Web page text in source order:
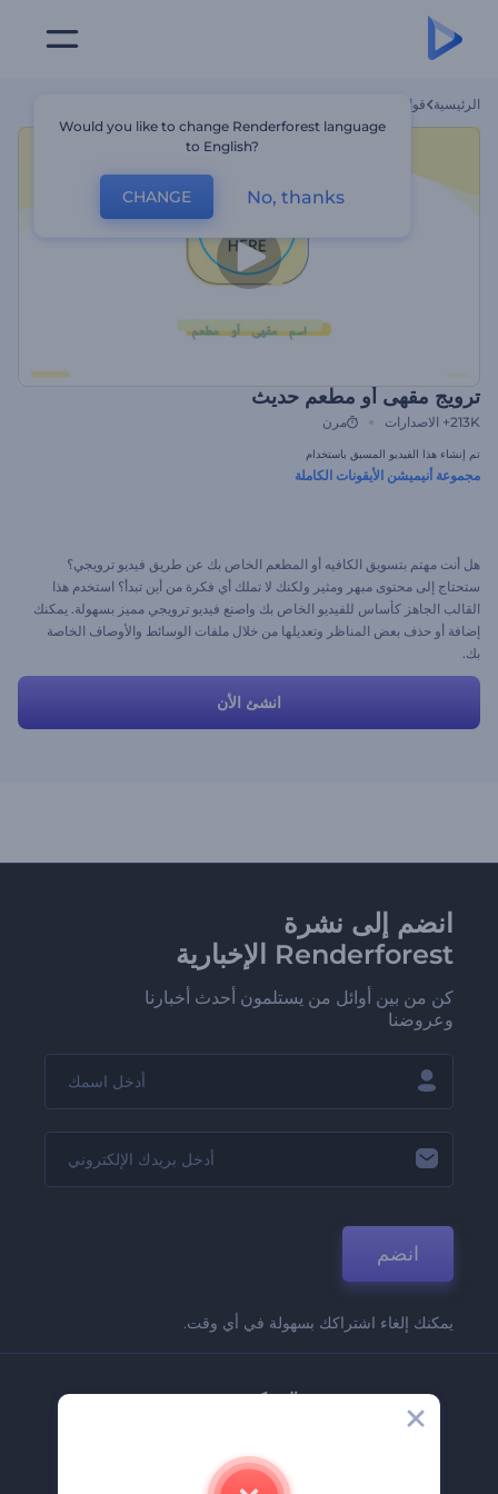
الرئيسية قوالب
ترويج مقهى أو مطعم حديث
213K+ الاصدارات مرن
تم إنشاء هذا الفيديو المسبق باستخدام
مجموعة أنيميشن الأيقونات الكاملة
هل أنت مهتم بتسويق الكافيه أو المطعم الخاص بك عن طريق فيديو ترويجي؟
ستحتاج إلى محتوى مبهر ومثير ولكنك لا تملك أي فكرة من أين تبدأ؟ استخدم هذا
القالب الجاهز كأساس للفيديو الخاص بك واصنع فيديو ترويجي مميز بسهولة. يمكنك
إضافة أو حذف بعض المناظر وتعديلها من خلال ملفات الوسائط والأوصاف الخاصة
بك.
انشئ الأن
انضم إلى نشرة
Renderforest الإخبارية
كن من بين أوائل من يستلمون أحدث أخبارنا
وعروضنا
انضم
يمكنك إلغاء اشتراكك بسهولة في أي وقت.
الشركة
اتصل بنا
Would you like to change Renderforest language
to English?
CHANGE No, thanks